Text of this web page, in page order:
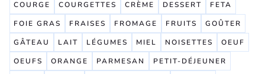
COURGE
COURGETTES CRÈME DESSERT
FETA
FOIE GRAS
FRAISES FROMAGE FRUITS
GOÛTER
GÂTEAU
LAIT LÉGUMES MIEL NOISETTES
OEUF
OEUFS
ORANGE PARMESAN
PETIT-DÉJEUNER